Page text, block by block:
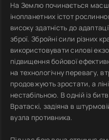
На Землю починається
інопланетних істот
високу здатність до
зброї. Збройні сили різних
використовувати силові
підвищення бойової
на технологічну перевагу,
продовжують зростати, а
нестабільною. В одній із
Вратаскі, задіяна в
вузла противника.